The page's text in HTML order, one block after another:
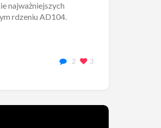
najważniejszych
rdzeniu AD104.
2 3